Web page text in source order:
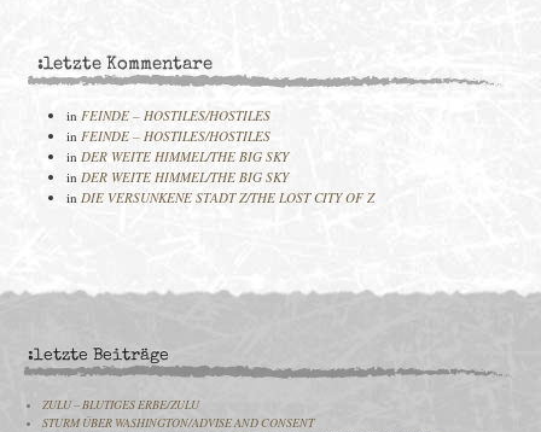
:letzte Kommentare
in FEINDE – HOSTILES/HOSTILES
in FEINDE – HOSTILES/HOSTILES
in DER WEITE HIMMEL/THE BIG SKY
in DER WEITE HIMMEL/THE BIG SKY
in DIE VERSUNKENE STADT Z/THE LOST CITY OF Z
:letzte Beiträge
ZULU – BLUTIGES ERBE/ZULU
STURM ÜBER WASHINGTON/ADVISE AND CONSENT